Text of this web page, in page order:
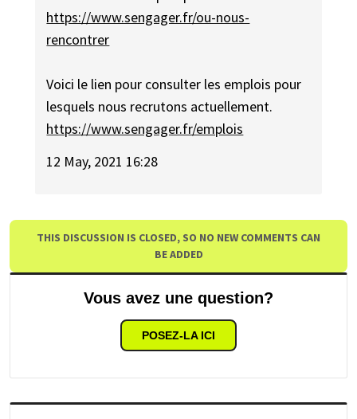
https://www.sengager.fr/ou-nous-
rencontrer
Voici le lien pour consulter les emplois pour
lesquels nous recrutons actuellement.
https://www.sengager.fr/emplois
12 May, 2021 16:28
THIS DISCUSSION IS CLOSED, SO NO NEW COMMENTS CAN
BE ADDED
Vous avez une question?
POSEZ-LA ICI